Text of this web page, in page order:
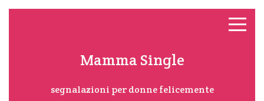
Mamma Single
segnalazioni per donne felicemente